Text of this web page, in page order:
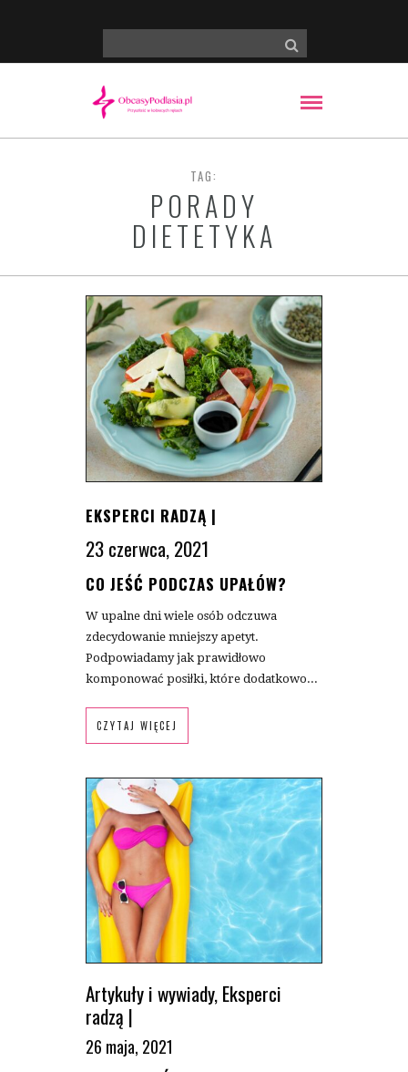
TAG:
PORADY
DIETETYKA
EKSPERCI RADZĄ |
23 czerwca, 2021
CO JEŚĆ PODCZAS UPAŁÓW?
W upalne dni wiele osób odczuwa
zdecydowanie mniejszy apetyt.
Podpowiadamy jak prawidłowo
komponować posiłki, które dodatkowo...
CZYTAJ WIĘCEJ
Artykuły i wywiady,Eksperci
radzą |
26 maja, 2021